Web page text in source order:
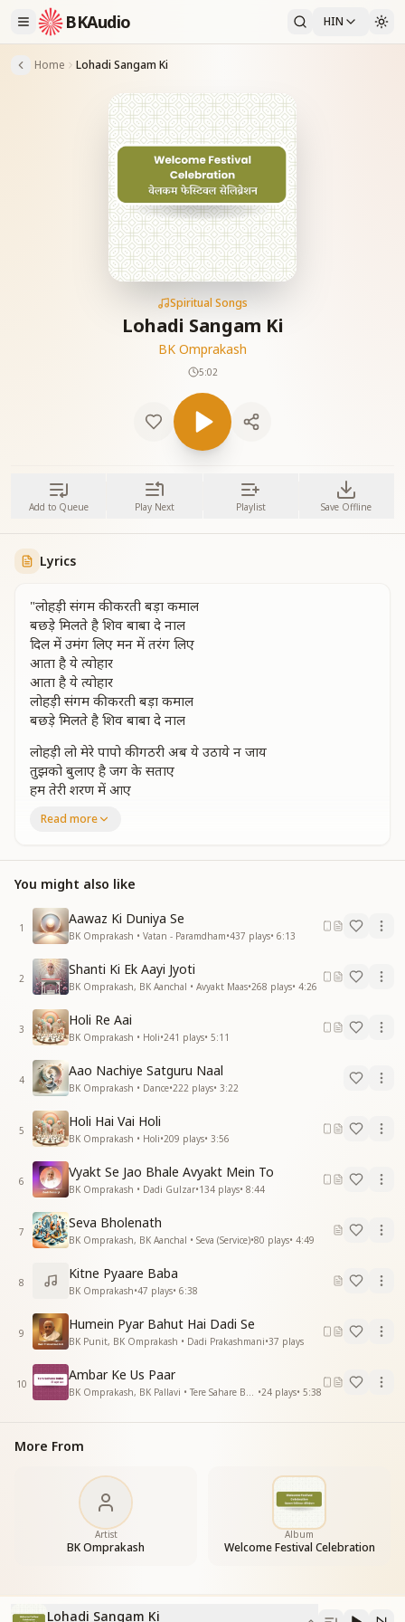
BKAudio HIN
Home Lohadi Sangam Ki
Spiritual Songs
Lohadi Sangam Ki
BK Omprakash
5:02
Add to Queue Play Next Playlist Save Offline
Lyrics
"लोहड़ी संगम की करती बड़ा कमाल
बछड़े मिलते है शिव बाबा दे नाल
दिल में उमंग लिए मन में तरंग लिए
आता है ये त्योहार
आता है ये त्योहार
लोहड़ी संगम की करती बड़ा कमाल
बछड़े मिलते है शिव बाबा दे नाल
लोहड़ी लो मेरे पापो की गठरी अब ये उठाये न जाय
तुझको बुलाए है जग के सताए
हम तेरी शरण में आए
प्रभु आओ दिन दयाल
लोहड़ी संगम की करती बड़ा कमाल
बछड़े मिलते है शिव बाबा दे नाल
दिलखुशी की सदा बाटे मिठाई
रेवड़ी से मीठे बोल बोलो
फूलो जैसा है खुशनुमा चेहरा
प्रेम के भंडारे खोलो
हो शीतल नैना मन में हो चैना
ऐसे बने मालामाल
ऐसे बने मालामाल
लोहड़ी संगम की करती बड़ा कमाल
बछड़े मिलते है शिव बाबा दे नाल
मन बुद्धि में ज्ञानका घृत हो योग की अग्नि जला ले
सडे पूराने कर्मो की डालके आहुती
सच्ची लोहड़ी मना ले
बाबा प्यारे वतन से पुकारे
वाह वाह मेरे लाल
वाह वाह मेरे लाल
लोहड़ी संगम की करती बड़ा कमाल
बछड़े मिलते है शिव बाबा दे नाल
हो हो हो हो हा हा हा
__ ____"
Read more
You might also like
1
Aawaz Ki Duniya Se
BK Omprakash • Vatan - Paramdham•437 plays• 6:13
2
Shanti Ki Ek Aayi Jyoti
BK Omprakash, BK Aanchal • Avyakt Maas•268 plays• 4:26
3
Holi Re Aai
BK Omprakash • Holi•241 plays• 5:11
4
Aao Nachiye Satguru Naal
BK Omprakash • Dance•222 plays• 3:22
5
Holi Hai Vai Holi
BK Omprakash • Holi•209 plays• 3:56
6
Vyakt Se Jao Bhale Avyakt Mein To
BK Omprakash • Dadi Gulzar•134 plays• 8:44
7
Seva Bholenath
BK Omprakash, BK Aanchal • Seva (Service)•80 plays• 4:49
8
Kitne Pyaare Baba
BK Omprakash•47 plays• 6:38
9
Humein Pyar Bahut Hai Dadi Se
BK Punit, BK Omprakash • Dadi Prakashmani•37 plays
10
Ambar Ke Us Paar
•24 plays• 5:38
More From
Artist
BK Omprakash
Album
Welcome Festival Celebration
Lohadi Sangam Ki